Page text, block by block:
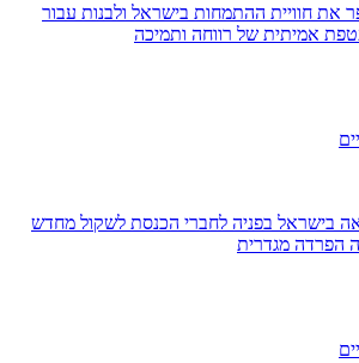
את חוויית ההתמחות בישראל ולבנות עבור
אמיתית של רווחה ותמיכה
לרפואה בישראל בפניה לחברי הכנסת לשקול מחדש
הפרדה מגדרית